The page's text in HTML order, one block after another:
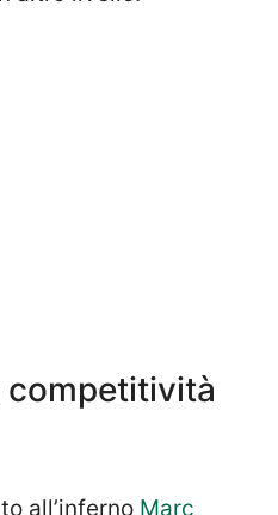
competitività
all’inferno Marc